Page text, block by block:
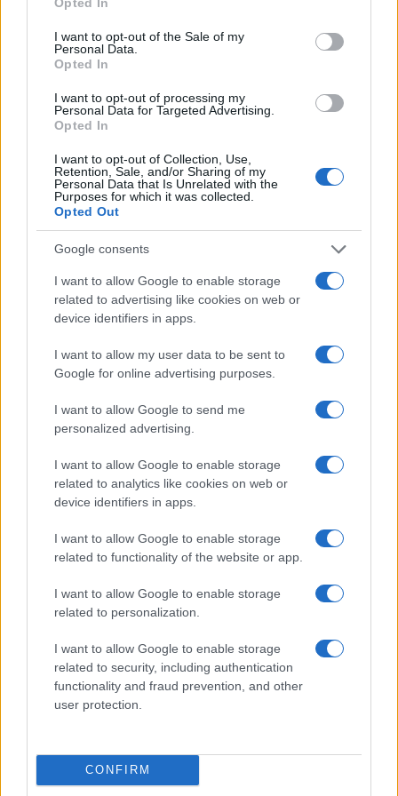
use your data for below specified purposes in below Google
consent section.
I want to opt-out of the Sale of my
Personal Data.
Opted In
I want to opt-out of processing my
Personal Data for Targeted Advertising.
Opted In
I want to opt-out of Collection, Use,
Retention, Sale, and/or Sharing of my
Personal Data that Is Unrelated with the
Purposes for which it was collected.
Opted Out
Google consents
I want to allow Google to enable storage
related to advertising like cookies on web or
device identifiers in apps.
I want to allow my user data to be sent to
Google for online advertising purposes.
I want to allow Google to send me
personalized advertising.
I want to allow Google to enable storage
related to analytics like cookies on web or
device identifiers in apps.
I want to allow Google to enable storage
related to functionality of the website or app.
I want to allow Google to enable storage
related to personalization.
I want to allow Google to enable storage
related to security, including authentication
functionality and fraud prevention, and other
user protection.
CONFIRM
előrenyomulása eléri-e őket, mielőtt a náci
halálgépezet áldozataivá válnak.
koncerttel emlékezne a holokauszt
szörnyűségeire
Életre szóló traumák
A háború után Urban visszatért a civil életbe,
gazdálkodni kezdett Illinois-ban, és kilenc
gyermeket nevelt fel. A háborús
szolgálatából, különösen a koncentrációs
táborokban szerzett élményeiből származó
lelki sebek azonban soha nem gyógyultak be
teljesen.
„A pszichológus azt mondta,
alapít, a rémálmok alábbhagynak.
otthonról, visszatérnek. És ez
történt”
– mesélte Urban.
Simmons, aki a háborút követően már
Izraelben született, úgy nőtt fel, hogy